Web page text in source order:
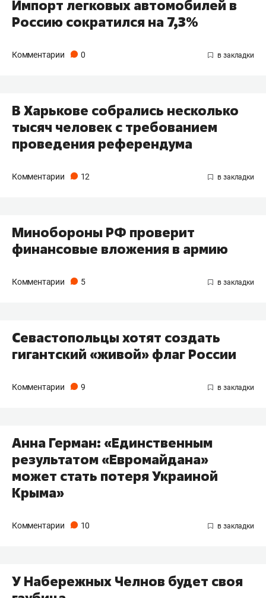
Импорт легковых автомобилей в
Россию сократился на 7,3%
Комментарии 0
В Харькове собрались несколько
тысяч человек с требованием
проведения референдума
Комментарии 12
Минобороны РФ проверит
финансовые вложения в армию
Комментарии 5
Севастопольцы хотят создать
гигантский «живой» флаг России
Комментарии 9
Анна Герман: «Единственным
результатом «Евромайдана»
может стать потеря Украиной
Крыма»
Комментарии 10
У Набережных Челнов будет своя